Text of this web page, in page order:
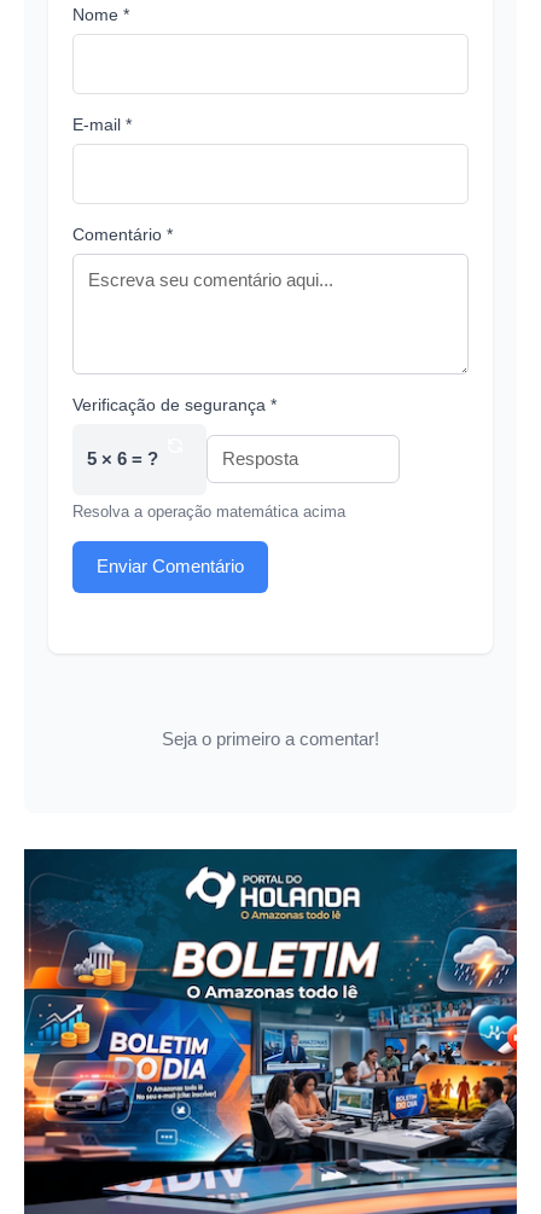
Nome *
E-mail *
Comentário *
Verificação de segurança *
5 × 6 = ?
Resolva a operação matemática acima
Enviar Comentário
Seja o primeiro a comentar!